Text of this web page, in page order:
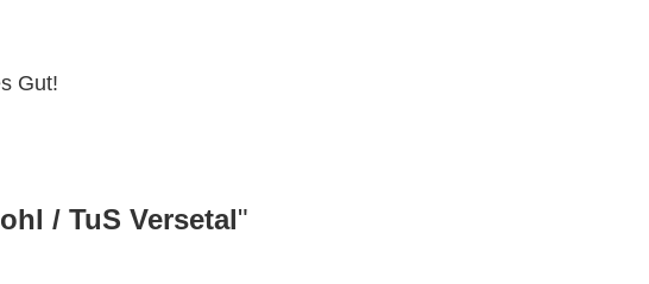
Gut!
/ TuS Versetal"